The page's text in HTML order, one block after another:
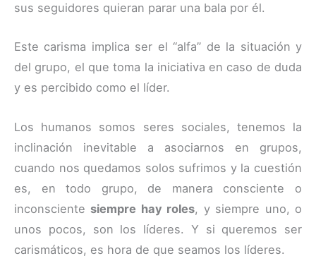
sus seguidores quieran parar una bala por él.
Este carisma implica ser el “alfa” de la situación y
del grupo, el que toma la iniciativa en caso de duda
y es percibido como el líder.
Los humanos somos seres sociales, tenemos la
inclinación inevitable a asociarnos en grupos,
cuando nos quedamos solos sufrimos y la cuestión
es, en todo grupo, de manera consciente o
inconsciente siempre hay roles, y siempre uno, o
unos pocos, son los líderes. Y si queremos ser
carismáticos, es hora de que seamos los líderes.